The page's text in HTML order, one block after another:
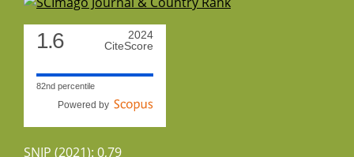
1.6
2024
CiteScore
82nd percentile
Powered by
SNIP (2021): 0,79